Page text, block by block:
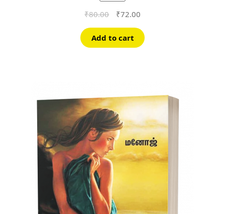
₹80.00
Original
was:
₹80.00.
₹72.00Current
is:
₹72.00.
Add to cart